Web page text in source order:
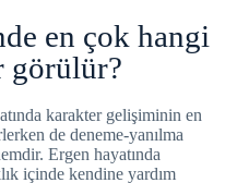
en çok hangi
görülür?
karakter gelişiminin en
de deneme-yanılma
Ergen hayatında
içinde kendine yardım